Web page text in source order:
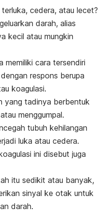
cedera, atau lecet?
darah, alias
kecil atau mungkin
memiliki cara tersendiri
respons berupa
koagulasi.
yang tadinya berbentuk
menggumpal.
tubuh kehilangan
luka atau cedera.
ini disebut juga
itu sedikit atau banyak,
sinyal ke otak untuk
darah.